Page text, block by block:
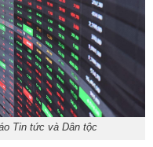
Tin tức và Dân tộc